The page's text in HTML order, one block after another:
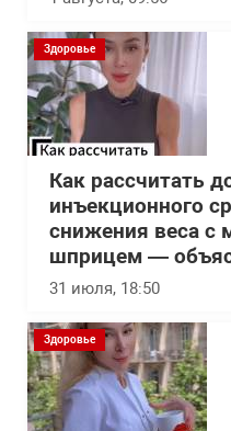
Здоровье
Как рассчитать
инъекционного
снижения веса с
шприцем —
31 июля, 18:50
Здоровье